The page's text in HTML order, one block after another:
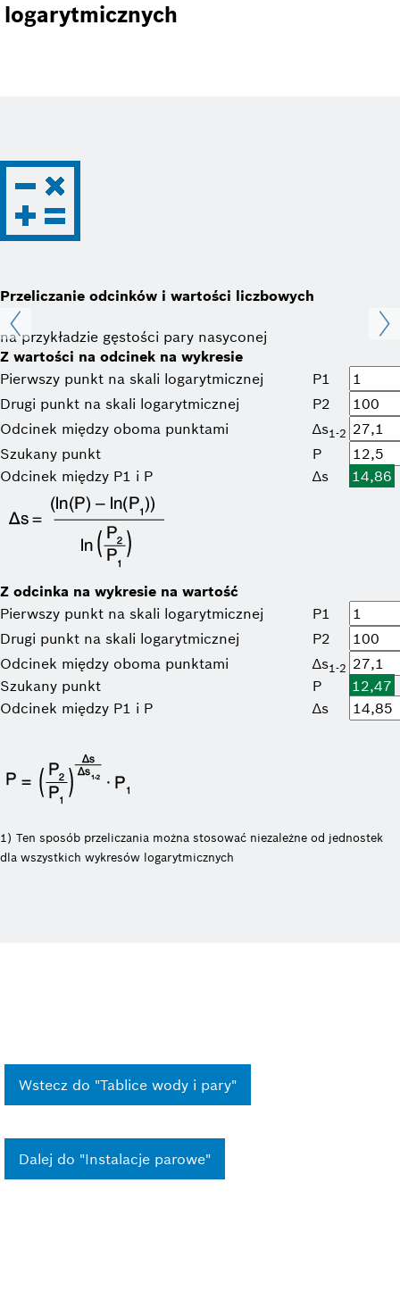
logarytmicznych
Przeliczanie odcinków i wartości liczbowych
na przykładzie gęstości pary nasyconej
Z wartości na odcinek na wykresie
Pierwszy punkt na skali logarytmicznej
P1
Drugi punkt na skali logarytmicznej
P2
Odcinek między oboma punktami
∆s1-2
Szukany punkt
P
Odcinek między P1 i P
∆s 14,86
Z odcinka na wykresie na wartość
Pierwszy punkt na skali logarytmicznej
P1
Drugi punkt na skali logarytmicznej
P2
Odcinek między oboma punktami
∆s1-2
Szukany punkt P
12,47
Odcinek między P1 i P
∆s
1) Ten sposób przeliczania można stosować niezależne od jednostek
dla wszystkich wykresów logarytmicznych
Wstecz do "Tablice wody i pary"
Dalej do "Instalacje parowe"